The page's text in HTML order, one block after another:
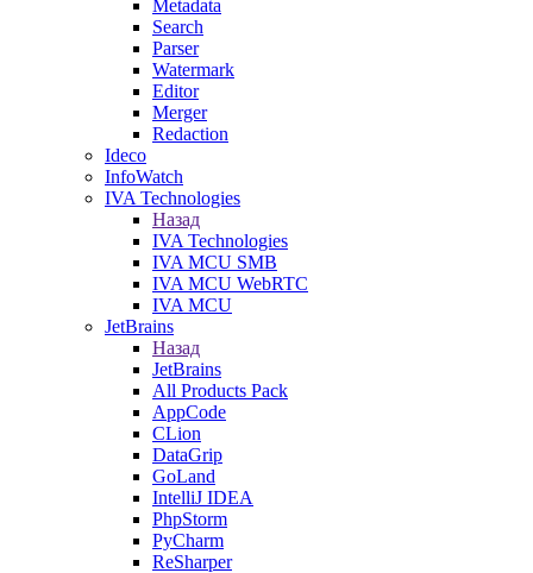
Metadata
Search
Parser
Watermark
Editor
Merger
Redaction
Ideco
InfoWatch
IVA Technologies
Назад
IVA Technologies
IVA MCU SMB
IVA MCU WebRTC
IVA MCU
JetBrains
Назад
JetBrains
All Products Pack
AppCode
CLion
DataGrip
GoLand
IntelliJ IDEA
PhpStorm
PyCharm
ReSharper